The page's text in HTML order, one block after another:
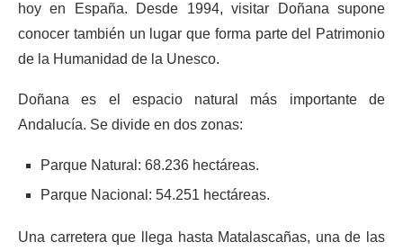
hoy en España. Desde 1994, visitar Doñana supone
conocer también un lugar que forma parte del Patrimonio
de la Humanidad de la Unesco.
Doñana es el espacio natural más importante de
Andalucía. Se divide en dos zonas:
Parque Natural: 68.236 hectáreas.
Parque Nacional: 54.251 hectáreas.
Una carretera que llega hasta Matalascañas, una de las